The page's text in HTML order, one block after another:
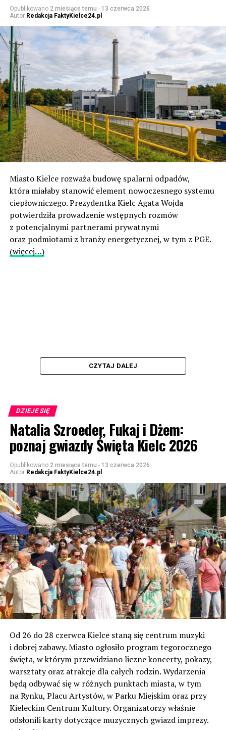
Opublikowano 2 miesiące temu - 13 czerwca 2026
Autor Redakcja FaktyKielce24.pl
Miasto Kielce rozważa budowę spalarni odpadów,
która miałaby stanowić element nowoczesnego systemu
ciepłowniczego. Prezydentka Kielc Agata Wojda
potwierdziła prowadzenie wstępnych rozmów
z potencjalnymi partnerami prywatnymi
oraz podmiotami z branży energetycznej, w tym z PGE.
(więcej…)
CZYTAJ DALEJ
DZIEJE SIĘ
Natalia Szroeder, Fukaj i Dżem:
poznaj gwiazdy Święta Kielc 2026
Opublikowano 2 miesiące temu - 13 czerwca 2026
Autor Redakcja FaktyKielce24.pl
Od 26 do 28 czerwca Kielce staną się centrum muzyki
i dobrej zabawy. Miasto ogłosiło program tegorocznego
święta, w którym przewidziano liczne koncerty, pokazy,
warsztaty oraz atrakcje dla całych rodzin. Wydarzenia
będą odbywać się w różnych punktach miasta, w tym
na Rynku, Placu Artystów, w Parku Miejskim oraz przy
Kieleckim Centrum Kultury. Organizatorzy właśnie
odsłonili karty dotyczące muzycznych gwiazd imprezy.